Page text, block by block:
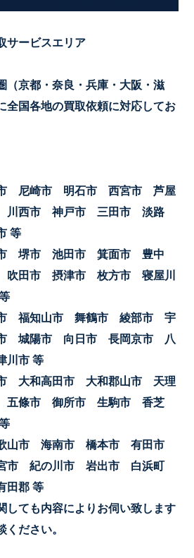
サービスエリア
（京都・奈良・兵庫・大阪・滋
全国各地の買取依頼に対応してお
市 尼崎市 明石市 西宮市 芦屋
西市 神戸市 三田市 淡路
等
市 堺市 池田市 箕面市 豊中
田市 摂津市 枚方市 寝屋川
市 福知山市 舞鶴市 綾部市 宇
城陽市 向日市 長岡京市 八
市 等
市 大和高田市 大和郡山市 天理
條市 御所市 生駒市 香芝
歌山市 海南市 橋本市 有田市
市 紀の川市 岩出市 白浜町
郡 等
しても内容によりお伺い致します
ください。